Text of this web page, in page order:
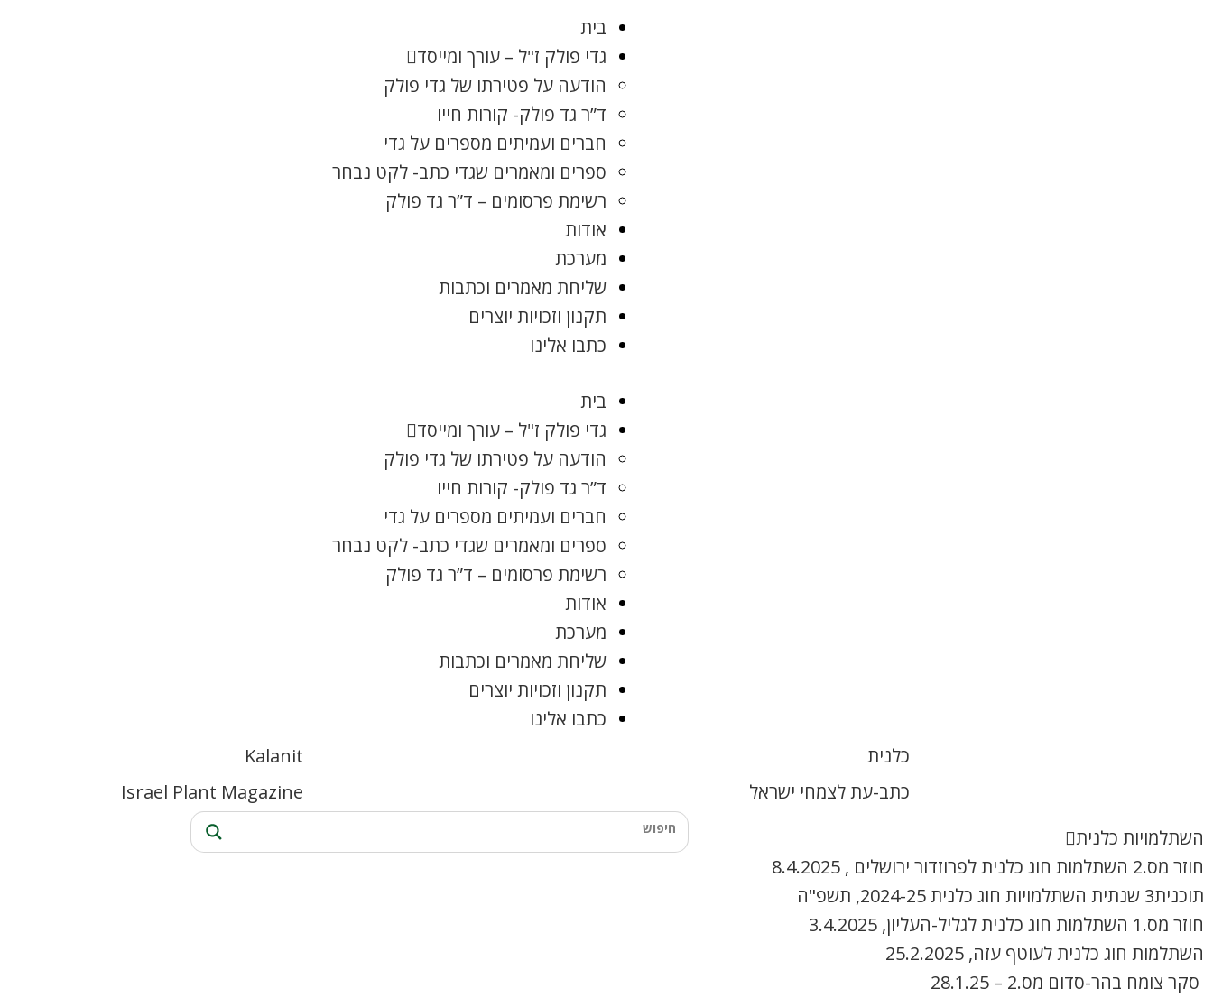
בית
גדי פולק ז"ל – עורך ומייסד
הודעה על פטירתו של גדי פולק
ד”ר גד פולק- קורות חייו
חברים ועמיתים מספרים על גדי
ספרים ומאמרים שגדי כתב- לקט נבחר
רשימת פרסומים – ד”ר גד פולק
אודות
מערכת
שליחת מאמרים וכתבות
תקנון וזכויות יוצרים
כתבו אלינו
בית
גדי פולק ז"ל – עורך ומייסד
הודעה על פטירתו של גדי פולק
ד”ר גד פולק- קורות חייו
חברים ועמיתים מספרים על גדי
ספרים ומאמרים שגדי כתב- לקט נבחר
רשימת פרסומים – ד”ר גד פולק
אודות
מערכת
שליחת מאמרים וכתבות
תקנון וזכויות יוצרים
כתבו אלינו
כלנית
כתב-עת לצמחי ישראל
Kalanit
Israel Plant Magazine
השתלמויות כלנית
חוזר מס.2 השתלמות חוג כלנית לפרוזדור ירושלים , 8.4.2025
תוכנית3 שנתית השתלמויות חוג כלנית 2024-25, תשפ"ה
חוזר מס.1 השתלמות חוג כלנית לגליל-העליון, 3.4.2025
השתלמות חוג כלנית לעוטף עזה, 25.2.2025
סקר צומח בהר-סדום מס.2 – 28.1.25